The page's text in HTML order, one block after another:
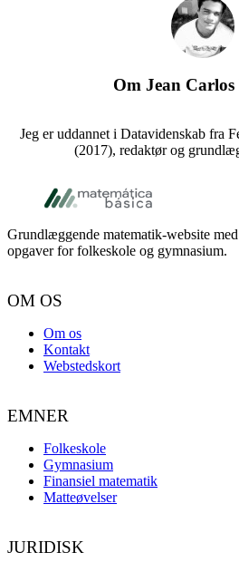
Om Jean Carlos
Jeg er uddannet i Datavidenskab fra
(2017), redaktør og
Footer
Grundlæggende matematik-website
opgaver for folkeskole og gymnasium.
OM OS
Om os
Kontakt
Webstedskort
EMNER
Folkeskole
Gymnasium
Finansiel matematik
Matteøvelser
JURIDISK